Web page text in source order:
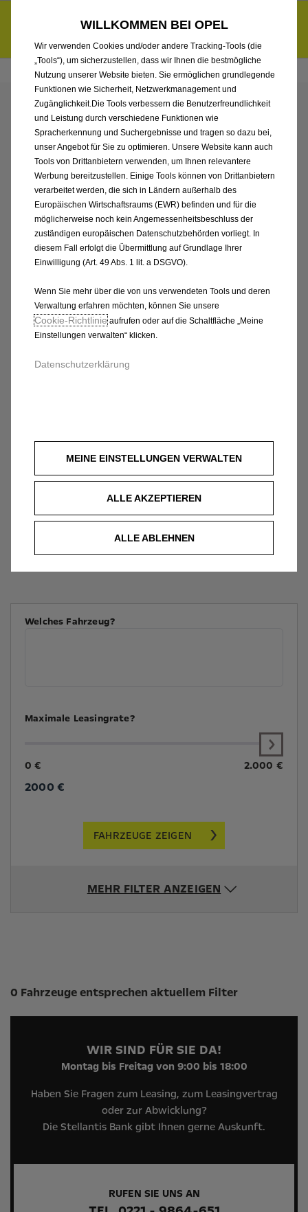
6.000 € staatliche Förderungsprämie für E-Autos und Plug-in-
Hybride. Mehr erfahren >>
ENTDECKEN SIE ALLE
GRANDLAND
NEUWAGEN MIT
ELEKTRO ANTRIEB VON
AUTO GERLACH
WESTERWALD GMBH
Welches Fahrzeug?
Maximale Leasingrate?
0 € 2.000 €
2000 €
FAHRZEUGE ZEIGEN
MEHR FILTER ANZEIGEN
Suchergebnisse
0 Fahrzeuge entsprechen aktuellem Filter
WIR SIND FÜR SIE DA!
Montag bis Freitag von 9:00 bis 18:00
Haben Sie Fragen zum Leasing, zum Leasingvertrag
oder zur Abwicklung?
Die Stellantis Bank gibt Ihnen gerne Auskunft.
RUFEN SIE UNS AN
WILLKOMMEN BEI OPEL
Wir verwenden Cookies und/oder andere Tracking-Tools (die
„Tools“), um sicherzustellen, dass wir Ihnen die bestmögliche
Nutzung unserer Website bieten. Sie ermöglichen grundlegende
Funktionen wie Sicherheit, Netzwerkmanagement und
Zugänglichkeit.Die Tools verbessern die Benutzerfreundlichkeit
und Leistung durch verschiedene Funktionen wie
Spracherkennung und Suchergebnisse und tragen so dazu bei,
unser Angebot für Sie zu optimieren. Unsere Website kann auch
Tools von Drittanbietern verwenden, um Ihnen relevantere
Werbung bereitzustellen. Einige Tools können von Drittanbietern
verarbeitet werden, die sich in Ländern außerhalb des
Europäischen Wirtschaftsraums (EWR) befinden und für die
möglicherweise noch kein Angemessenheitsbeschluss der
zuständigen europäischen Datenschutzbehörden vorliegt. In
diesem Fall erfolgt die Übermittlung auf Grundlage Ihrer
Einwilligung (Art. 49 Abs. 1 lit. a DSGVO).
Wenn Sie mehr über die von uns verwendeten Tools und deren
Verwaltung erfahren möchten, können Sie unsere
Cookie‑Richtlinieaufrufen oder auf die Schaltfläche „Meine
Einstellungen verwalten“ klicken.
Datenschutzerklärung
MEINE EINSTELLUNGEN VERWALTEN
ALLE AKZEPTIEREN
ALLE ABLEHNEN